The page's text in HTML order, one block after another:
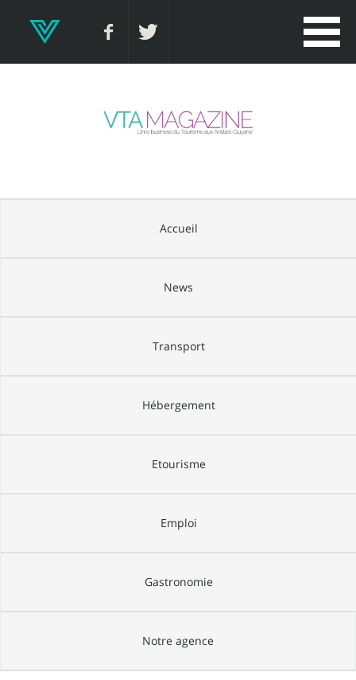
Accueil
News
Transport
Hébergement
Etourisme
Emploi
Gastronomie
Notre agence